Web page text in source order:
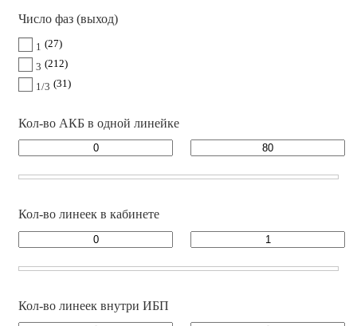
Число фаз (выход)
1
27
3 212
1/3 31
Кол-во АКБ в одной линейке
Кол-во линеек в кабинете
Кол-во линеек внутри ИБП